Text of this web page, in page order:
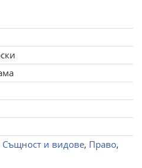
Същност и видове, Право,